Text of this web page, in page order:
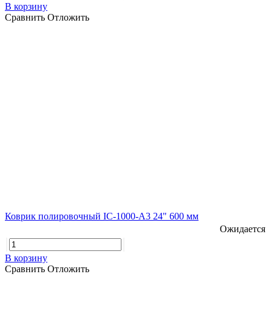
В корзину
Сравнить Отложить
Коврик полировочный IC-1000-A3 24" 600 мм
Ожидается
В корзину
Сравнить Отложить